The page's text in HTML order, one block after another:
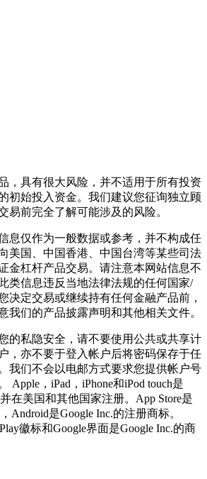
，具有很大风险，并不适用于所有投资
初始投入资金。我们建议您征询独立顾
易前完全了解可能涉及的风险。
息仅作为一般数据或参考，并不构成任
美国、中国香港、中国台湾等某些司法
金杠杆产品交易。请注意本网站信息不
类信息违反当地法律法规的任何国家/
决定交易或继续持有任何金融产品前，
我们的产品披露声明和其他相关文件。
的私隐安全，请不要使用公共或共享计
，亦不要于登入帐户后将密码保存于任
我们不会以电邮方式要求您提供帐户号
Apple，iPad，iPhone和iPod touch是
在美国和其他国家注册。App Store是
Android是Google Inc.的注册商标。
徽标和Google界面是Google Inc.的商